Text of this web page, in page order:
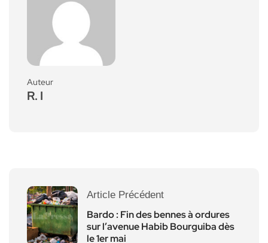
Auteur
R. I
Article Précédent
Bardo : Fin des bennes à ordures
sur l’avenue Habib Bourguiba dès
le 1er mai